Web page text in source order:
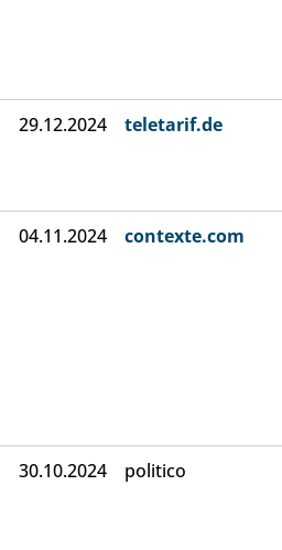
29.12.2024 teletarif.de
04.11.2024 contexte.com
30.10.2024 politico